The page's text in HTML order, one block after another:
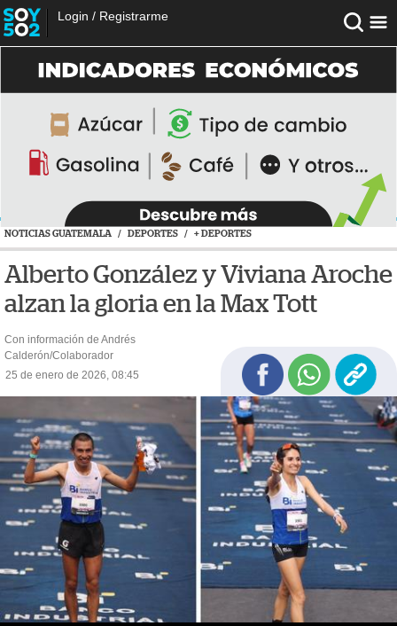
Login / Registrarme
NOTICIAS GUATEMALA / DEPORTES / + DEPORTES
Alberto González y Viviana Aroche
alzan la gloria en la Max Tott
Con información de Andrés
Calderón/Colaborador
25 de enero de 2026, 08:45